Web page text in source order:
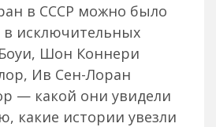
в СССР можно было
в исключительных
Шон Коннери
Ив Сен-Лоран
— какой они увидели
какие истории увезли